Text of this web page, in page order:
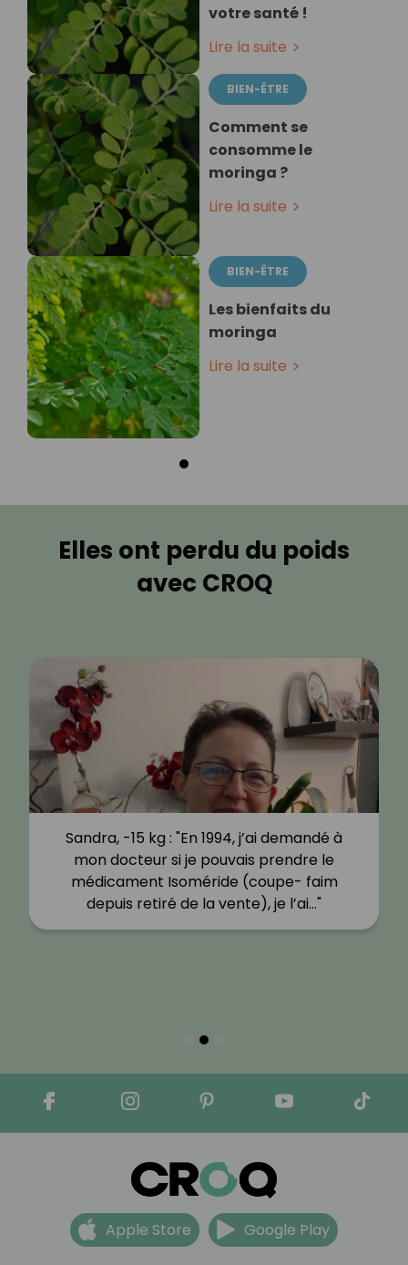
votre santé !
Lire la suite
BIEN-ÊTRE
Comment se
consomme le
moringa ?
Lire la suite
BIEN-ÊTRE
Les bienfaits du
moringa
Lire la suite
Elles ont perdu du poids
avec CROQ
Sandra, -15 kg : "En 1994, j’ai demandé à
mon docteur si je pouvais prendre le
médicament Isoméride (coupe- faim
depuis retiré de la vente), je l’ai…"
Apple Store Google Play